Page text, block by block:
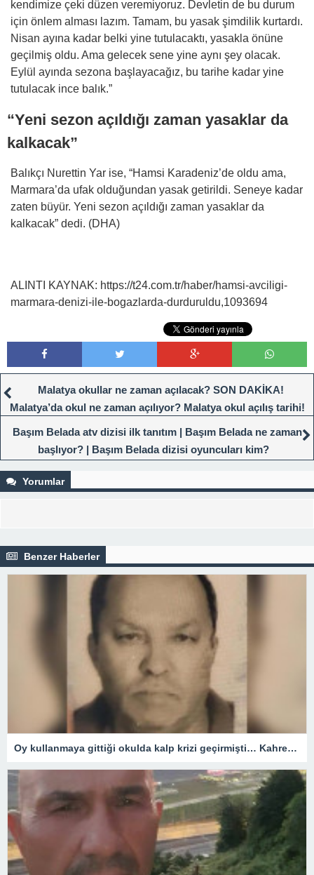
kendimize çeki düzen veremiyoruz. Devletin de bu durum
için önlem alması lazım. Tamam, bu yasak şimdilik kurtardı.
Nisan ayına kadar belki yine tutulacaktı, yasakla önüne
geçilmiş oldu. Ama gelecek sene yine aynı şey olacak.
Eylül ayında sezona başlayacağız, bu tarihe kadar yine
tutulacak ince balık.”
“Yeni sezon açıldığı zaman yasaklar da
kalkacak”
Balıkçı Nurettin Yar ise, “Hamsi Karadeniz’de oldu ama,
Marmara’da ufak olduğundan yasak getirildi. Seneye kadar
zaten büyür. Yeni sezon açıldığı zaman yasaklar da
kalkacak” dedi. (DHA)
ALINTI KAYNAK: https://t24.com.tr/haber/hamsi-avciligi-
marmara-denizi-ile-bogazlarda-durduruldu,1093694
Malatya okullar ne zaman açılacak? SON DAKİKA!
Malatya’da okul ne zaman açılıyor? Malatya okul açılış tarihi!
Başım Belada atv dizisi ilk tanıtım | Başım Belada ne zaman
başlıyor? | Başım Belada dizisi oyuncuları kim?
Yorumlar
Benzer Haberler
Oy kullanmaya gittiği okulda kalp krizi geçirmişti… Kahreden haber!